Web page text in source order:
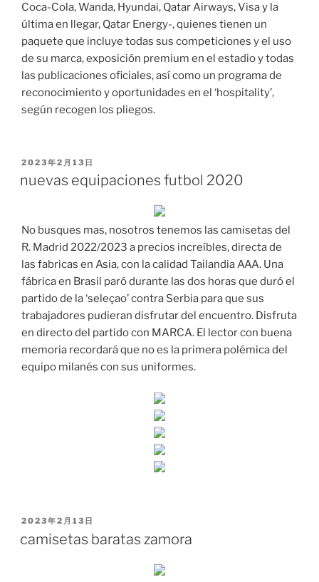
Coca-Cola, Wanda, Hyundai, Qatar Airways, Visa y la
última en llegar, Qatar Energy-, quienes tienen un
paquete que incluye todas sus competiciones y el uso
de su marca, exposición premium en el estadio y todas
las publicaciones oficiales, así como un programa de
reconocimiento y oportunidades en el ‘hospitality’,
según recogen los pliegos.
PUBLICADO
2023年2月13日
nuevas equipaciones futbol 2020
No busques mas, nosotros tenemos las camisetas del
R. Madrid 2022/2023 a precios increíbles, directa de
las fabricas en Asia, con la calidad Tailandia AAA. Una
fábrica en Brasil paró durante las dos horas que duró el
partido de la ‘seleçao’ contra Serbia para que sus
trabajadores pudieran disfrutar del encuentro. Disfruta
en directo del partido con MARCA. El lector con buena
memoria recordará que no es la primera polémica del
equipo milanés con sus uniformes.
PUBLICADO
2023年2月13日
camisetas baratas zamora